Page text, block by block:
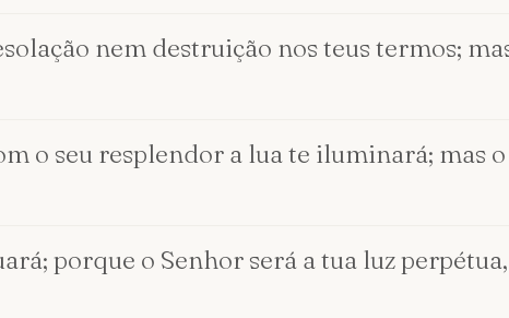
nem destruição nos teus termos;
o seu resplendor a lua te iluminará; mas
porque o Senhor será a tua luz